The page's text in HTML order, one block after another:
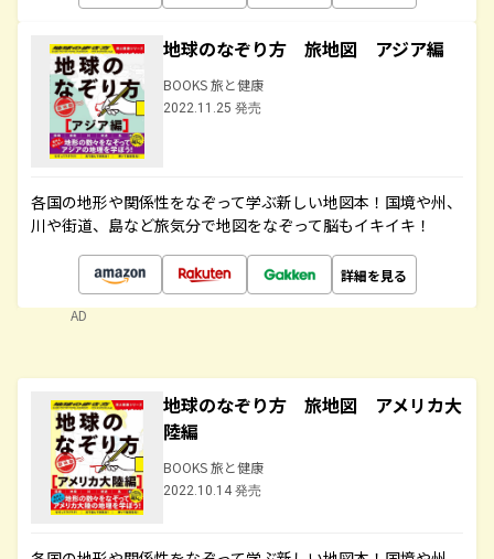
地球のなぞり方 旅地図 アジア編
BOOKS 旅と健康
2022.11.25 発売
各国の地形や関係性をなぞって学ぶ新しい地図本！国境や州、
川や街道、島など旅気分で地図をなぞって脳もイキイキ！
詳細を見る
AD
地球のなぞり方 旅地図 アメリカ大
陸編
BOOKS 旅と健康
2022.10.14 発売